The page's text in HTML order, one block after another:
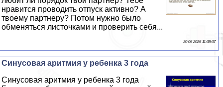
нравится проводить отпуск активно? А
твоему партнеру? Потом нужно было
обменяться листочками и проверить себя...
30 06 2026 11:39:37
Синусовая аритмия у ребенка 3 года
Синусовая аритмия у ребенка 3 года